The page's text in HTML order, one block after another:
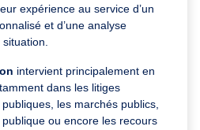
expérience au service d’un
et d’une analyse
intervient principalement en
dans les litiges
les marchés publics,
publique ou encore les recours